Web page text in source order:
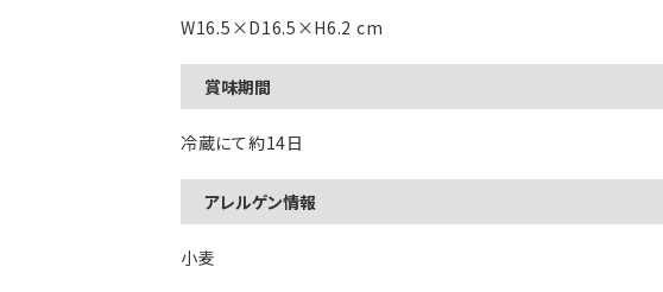
W16.5×D16.5×H6.2 cm
賞味期間
冷蔵にて約14日
アレルゲン情報
小麦